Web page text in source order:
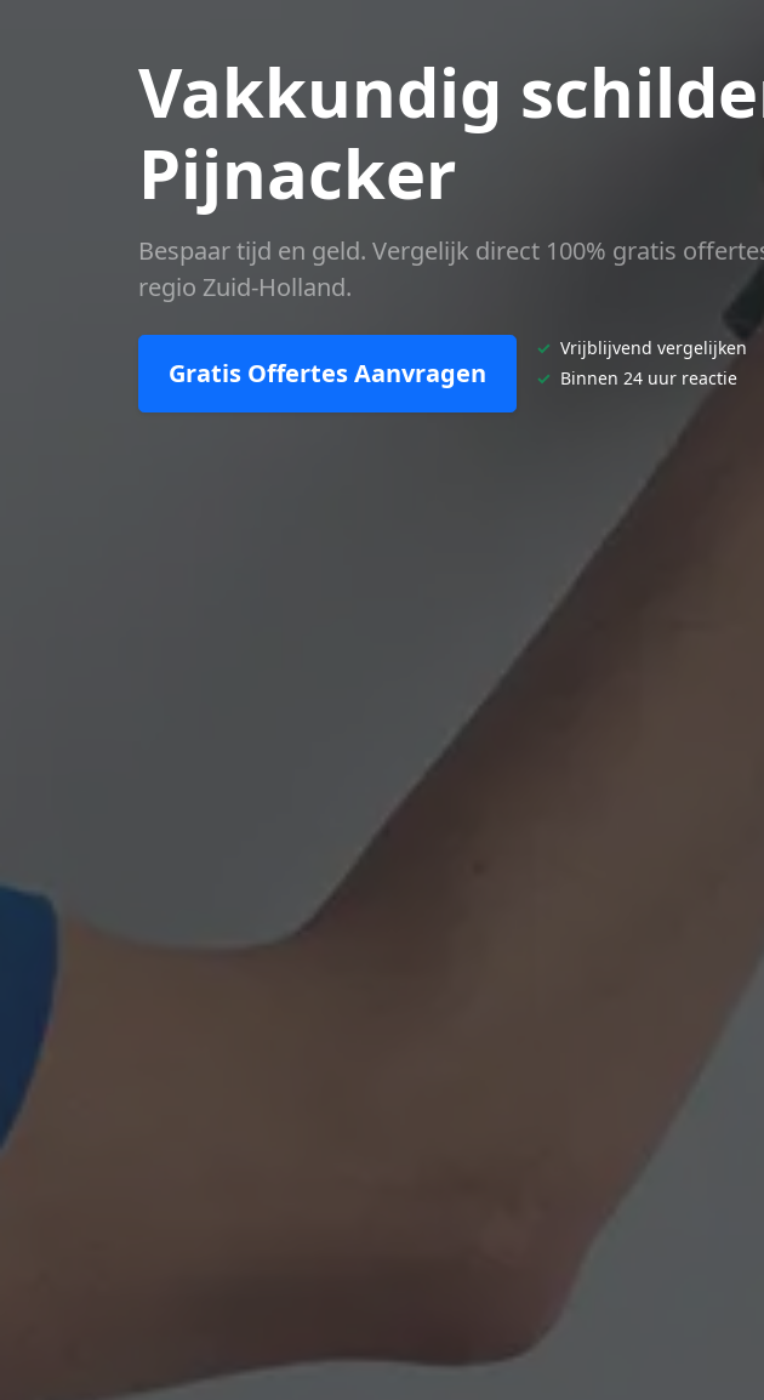
Vakkundig
Pijnacker
Bespaar tijd en geld. Vergelijk direct 100% gratis
regio Zuid-Holland.
Gratis Offertes Aanvragen
✓ Vrijblijvend vergelijken
✓ Binnen 24 uur reactie